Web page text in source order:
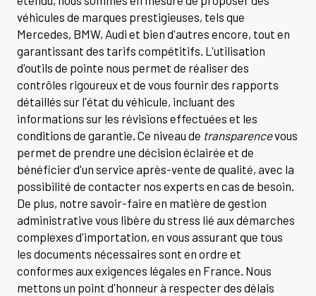
véhicules de marques prestigieuses, tels que
Mercedes, BMW, Audi et bien d'autres encore, tout en
garantissant des tarifs compétitifs. L'utilisation
d'outils de pointe nous permet de réaliser des
contrôles rigoureux et de vous fournir des rapports
détaillés sur l'état du véhicule, incluant des
informations sur les révisions effectuées et les
conditions de garantie. Ce niveau de transparencevous
permet de prendre une décision éclairée et de
bénéficier d'un service après-vente de qualité, avec la
possibilité de contacter nos experts en cas de besoin.
De plus, notre savoir-faire en matière de gestion
administrative vous libère du stress lié aux démarches
complexes d'importation, en vous assurant que tous
les documents nécessaires sont en ordre et
conformes aux exigences légales en France. Nous
mettons un point d'honneur à respecter des délais